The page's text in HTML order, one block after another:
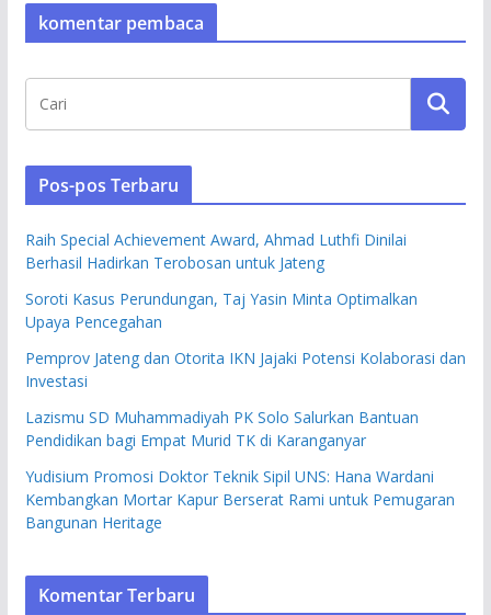
komentar pembaca
Pos-pos Terbaru
Raih Special Achievement Award, Ahmad Luthfi Dinilai
Berhasil Hadirkan Terobosan untuk Jateng
Soroti Kasus Perundungan, Taj Yasin Minta Optimalkan
Upaya Pencegahan
Pemprov Jateng dan Otorita IKN Jajaki Potensi Kolaborasi dan
Investasi
Lazismu SD Muhammadiyah PK Solo Salurkan Bantuan
Pendidikan bagi Empat Murid TK di Karanganyar
Yudisium Promosi Doktor Teknik Sipil UNS: Hana Wardani
Kembangkan Mortar Kapur Berserat Rami untuk Pemugaran
Bangunan Heritage
Komentar Terbaru